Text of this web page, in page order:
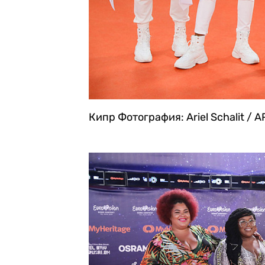
Кипр Фотография: Ariel Schalit /